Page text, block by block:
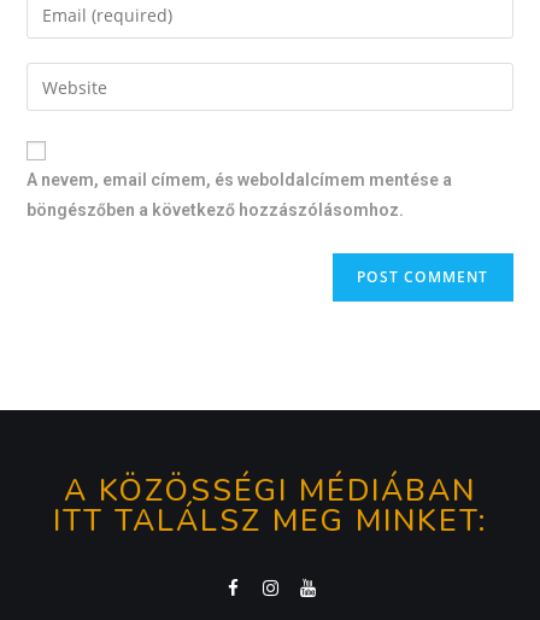
A nevem, email címem, és weboldalcímem mentése a
böngészőben a következő hozzászólásomhoz.
A KÖZÖSSÉGI MÉDIÁBAN
ITT TALÁLSZ MEG MINKET: